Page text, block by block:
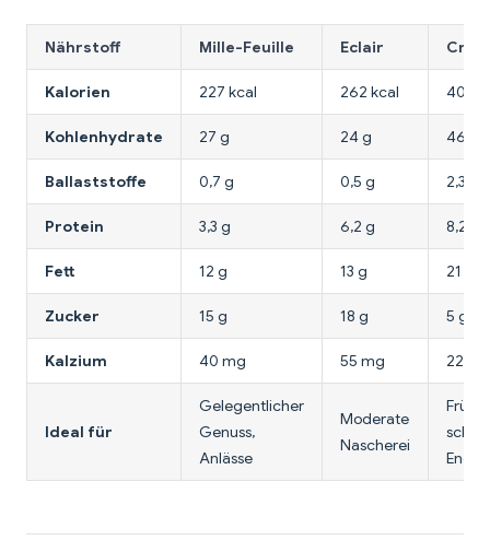
Nährstoff Mille-Feuille Eclair
Kalorien 227 kcal 262 kcal 406
Kohlenhydrate 27 g 24 g 46 g
Ballaststoffe 0,7 g 0,5 g 2,3 g
Protein 3,3 g 6,2 g 8,2 g
Fett 12 g 13 g 21 g
Zucker 15 g 18 g 5 g
Kalzium 40 mg 55 mg 22 mg
Ideal für
Gelegentlicher
Genuss,
Anlässe
Moderate
Nascherei